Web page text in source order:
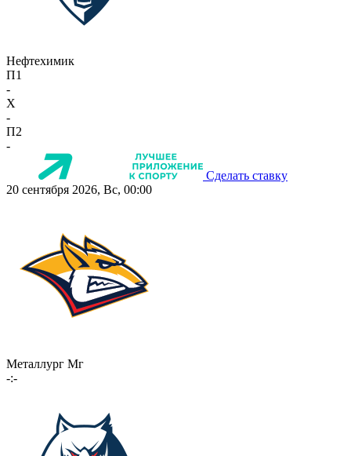
Нефтехимик
П1
-
X
-
П2
-
Сделать ставку
20 сентября 2026, Вс, 00:00
Металлург Мг
-:-